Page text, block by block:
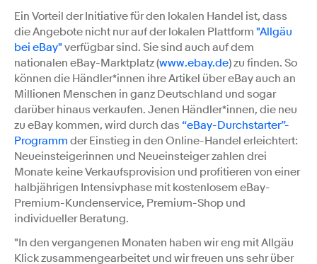
Ein Vorteil der Initiative für den lokalen Handel ist, dass
die Angebote nicht nur auf der lokalen Plattform "Allgäu
bei eBay" verfügbar sind. Sie sind auch auf dem
nationalen eBay-Marktplatz (www.ebay.de) zu finden. So
können die Händler*innen ihre Artikel über eBay auch an
Millionen Menschen in ganz Deutschland und sogar
darüber hinaus verkaufen. Jenen Händler*innen, die neu
zu eBay kommen, wird durch das“eBay-Durchstarter”-
Programm der Einstieg in den Online-Handel erleichtert:
Neueinsteigerinnen und Neueinsteiger zahlen drei
Monate keine Verkaufsprovision und profitieren von einer
halbjährigen Intensivphase mit kostenlosem eBay-
Premium-Kundenservice, Premium-Shop und
individueller Beratung.
"In den vergangenen Monaten haben wir eng mit Allgäu
Klick zusammengearbeitet und wir freuen uns sehr über